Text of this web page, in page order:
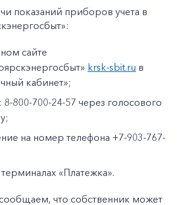
показаний приборов учета в
сайте
krsk-sbit.ru в
кабинет»;
8-800-700-24-57 через голосового
на номер телефона +7-903-767-
«Платежка».
что собственник может